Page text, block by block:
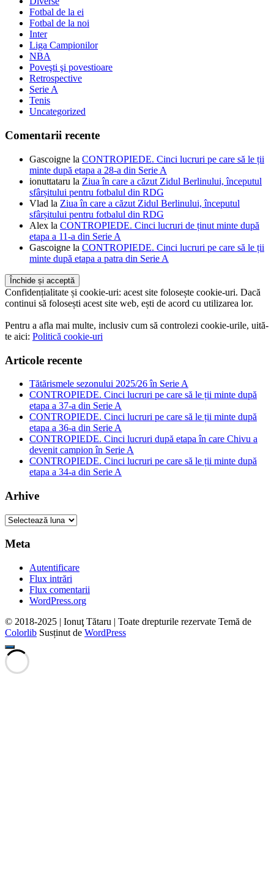
Fotbal de la ei
Fotbal de la noi
Inter
Liga Campionilor
NBA
Poveşti şi povestioare
Retrospective
Serie A
Tenis
Uncategorized
Comentarii recente
Gascoigne la CONTROPIEDE. Cinci lucruri pe care să le ții
minte după etapa a 28-a din Serie A
ionuttataru la Ziua în care a căzut Zidul Berlinului, începutul
sfârșitului pentru fotbalul din RDG
Vlad la Ziua în care a căzut Zidul Berlinului, începutul
sfârșitului pentru fotbalul din RDG
Alex la CONTROPIEDE. Cinci lucruri de ținut minte după
etapa a 11-a din Serie A
Gascoigne la CONTROPIEDE. Cinci lucruri pe care să le ții
minte după etapa a patra din Serie A
Confidențialitate și cookie-uri: acest site folosește cookie-uri. Dacă
continui să folosești acest site web, ești de acord cu utilizarea lor.
Pentru a afla mai multe, inclusiv cum să controlezi cookie-urile, uită-
te aici: Politică cookie-uri
Articole recente
Tătărismele sezonului 2025/26 în Serie A
CONTROPIEDE. Cinci lucruri pe care să le ții minte după
etapa a 37-a din Serie A
CONTROPIEDE. Cinci lucruri pe care să le ții minte după
etapa a 36-a din Serie A
CONTROPIEDE. Cinci lucruri după etapa în care Chivu a
devenit campion în Serie A
CONTROPIEDE. Cinci lucruri pe care să le ții minte după
etapa a 34-a din Serie A
Arhive
Arhive
Meta
Autentificare
Flux intrări
Flux comentarii
WordPress.org
© 2018-2025 | Ionuţ Tătaru | Toate drepturile rezervate Temă de
Colorlib Susținut de WordPress